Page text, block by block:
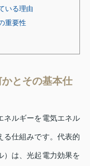
いる理由
重要性
とその基本仕
ネルギーを電気エネル
る仕組みです。代表的
）は、光起電力効果を